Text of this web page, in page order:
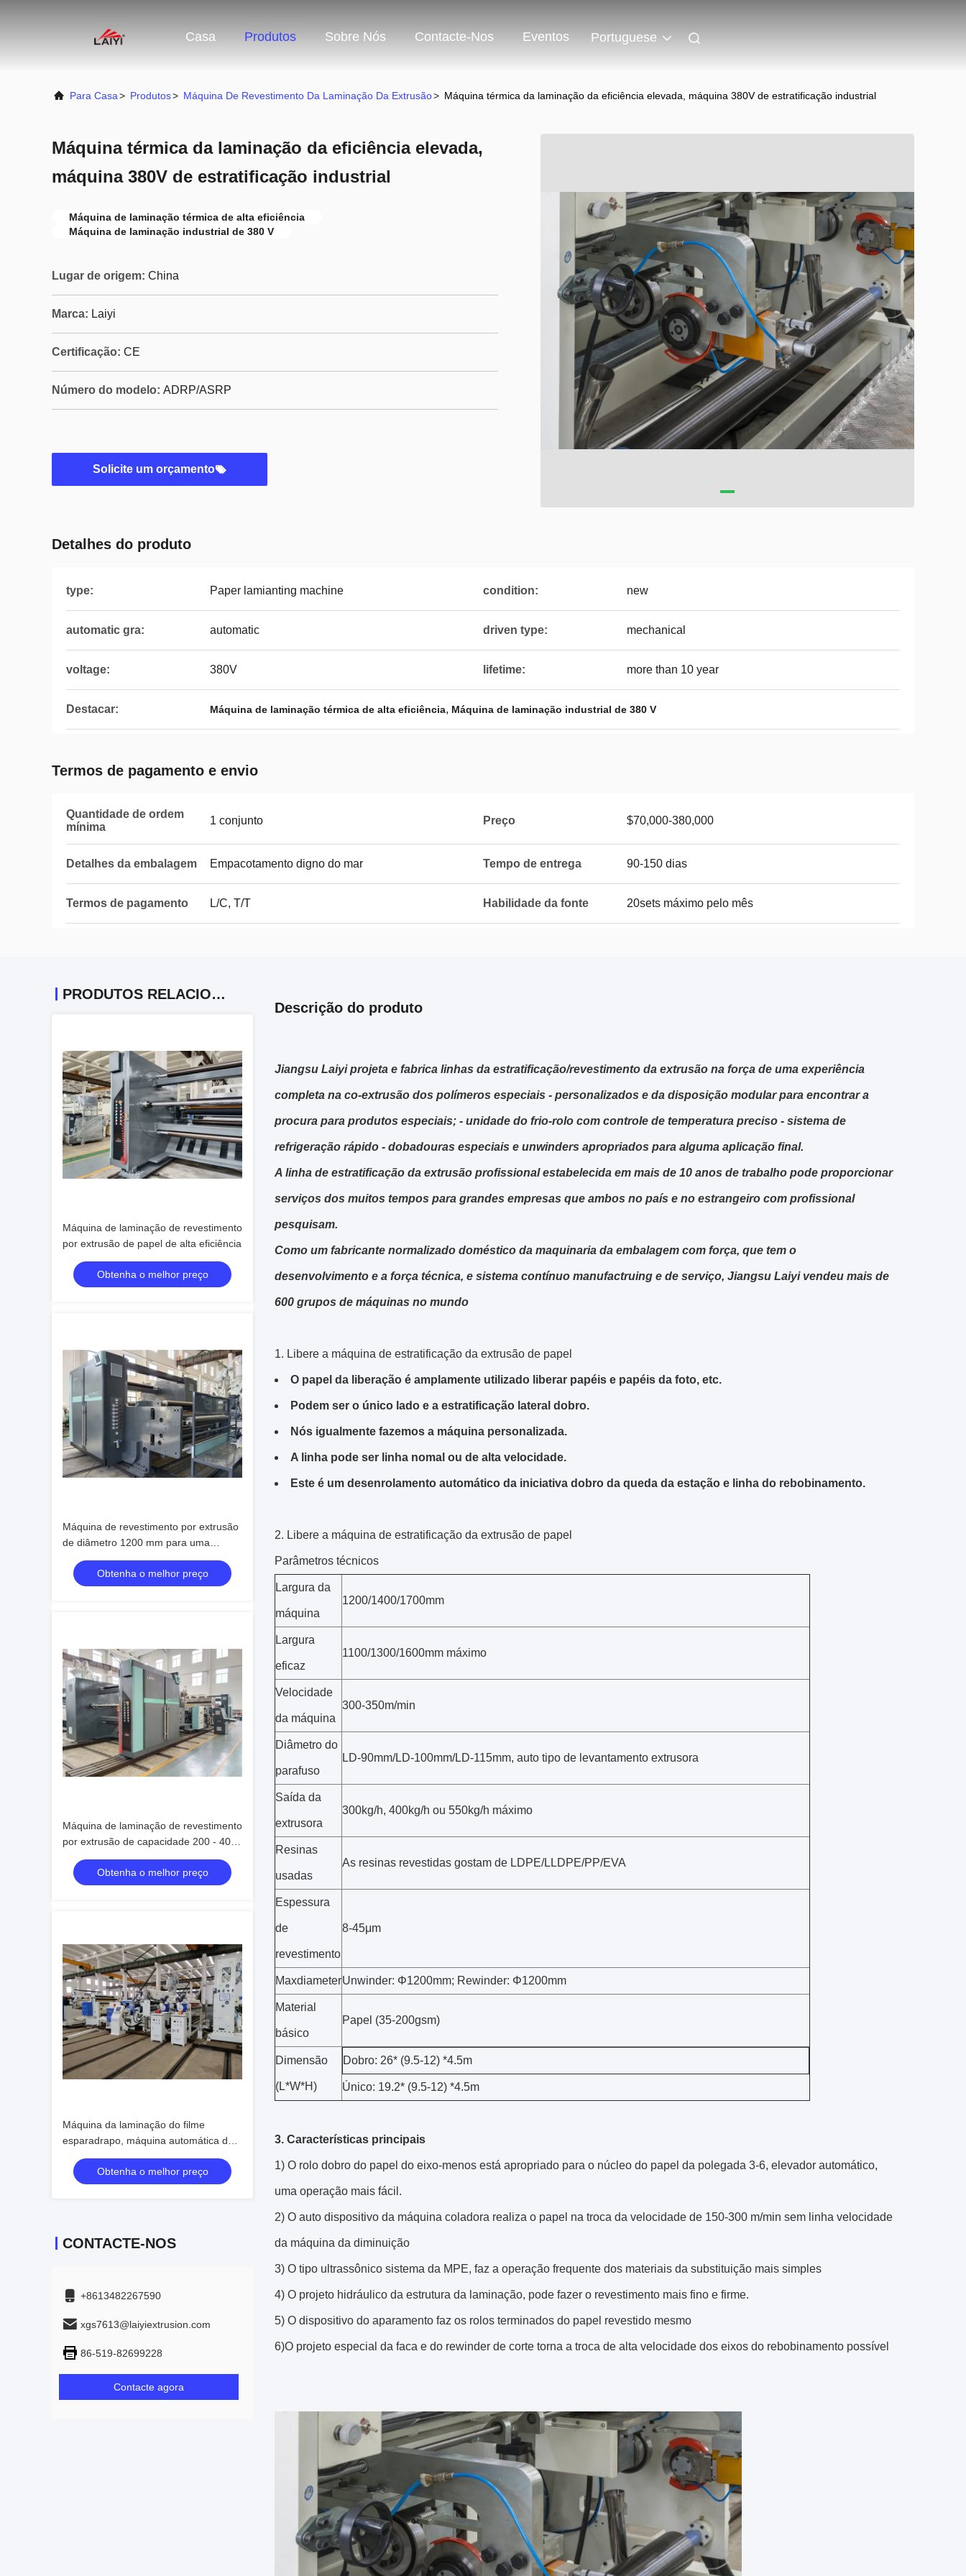
Casa Produtos Sobre Nós Contacte-Nos Eventos Portuguese
Para Casa> Produtos> Máquina De Revestimento Da Laminação Da Extrusão> Máquina térmica da laminação da eficiência elevada, máquina 380V de estratificação industrial
Máquina térmica da laminação da eficiência elevada,
máquina 380V de estratificação industrial
Máquina de laminação térmica de alta eficiência
Máquina de laminação industrial de 380 V
Lugar de origem: China
Marca: Laiyi
Certificação: CE
Número do modelo: ADRP/ASRP
Solicite um orçamento
Detalhes do produto
type: Paper lamianting machine condition: new
automatic gra: automatic driven type: mechanical
voltage: 380V lifetime: more than 10 year
Destacar: Máquina de laminação térmica de alta eficiência, Máquina de laminação industrial de 380 V
Termos de pagamento e envio
Quantidade de ordem
mínima
1 conjunto Preço $70,000-380,000
Detalhes da embalagem Empacotamento digno do mar Tempo de entrega 90-150 dias
Termos de pagamento L/C, T/T Habilidade da fonte 20sets máximo pelo mês
PRODUTOS RELACIONADOS
Máquina de laminação de revestimento
por extrusão de papel de alta eficiência
Obtenha o melhor preço
Máquina de revestimento por extrusão
de diâmetro 1200 mm para uma
capacidade de produção eficiente
Obtenha o melhor preço
Máquina de laminação de revestimento
por extrusão de capacidade 200 - 400
kg/h Max. Velocidade de revestimento
200 M/minObtenha o melhor preço
Máquina da laminação do filme
esparadrapo, máquina automática da
laminação do cartaz do elevador
Obtenha o melhor preço
CONTACTE-NOS
+8613482267590
xgs7613@laiyiextrusion.com
86-519-82699228
Contacte agora
Descrição do produto
Jiangsu Laiyi projeta e fabrica linhas da estratificação/revestimento da extrusão na força de uma experiência
completa na co-extrusão dos polímeros especiais - personalizados e da disposição modular para encontrar a
procura para produtos especiais; - unidade do frio-rolo com controle de temperatura preciso - sistema de
refrigeração rápido - dobadouras especiais e unwinders apropriados para alguma aplicação final.
A linha de estratificação da extrusão profissional estabelecida em mais de 10 anos de trabalho pode proporcionar
serviços dos muitos tempos para grandes empresas que ambos no país e no estrangeiro com profissional
pesquisam.
Como um fabricante normalizado doméstico da maquinaria da embalagem com força, que tem o
desenvolvimento e a força técnica, e sistema contínuo manufactruing e de serviço, Jiangsu Laiyi vendeu mais de
600 grupos de máquinas no mundo
1. Libere a máquina de estratificação da extrusão de papel
O papel da liberação é amplamente utilizado liberar papéis e papéis da foto, etc.
Podem ser o único lado e a estratificação lateral dobro.
Nós igualmente fazemos a máquina personalizada.
A linha pode ser linha nomal ou de alta velocidade.
Este é um desenrolamento automático da iniciativa dobro da queda da estação e linha do rebobinamento.
2. Libere a máquina de estratificação da extrusão de papel
Parâmetros técnicos
Largura da
máquina
1200/1400/1700mm
Largura
eficaz
1100/1300/1600mm máximo
Velocidade
da máquina
300-350m/min
Diâmetro do
parafuso
LD-90mm/LD-100mm/LD-115mm, auto tipo de levantamento extrusora
Saída da
extrusora
300kg/h, 400kg/h ou 550kg/h máximo
Resinas
usadas
As resinas revestidas gostam de LDPE/LLDPE/PP/EVA
Espessura
de
revestimento
8-45μm
MaxdiameterUnwinder: Φ1200mm; Rewinder: Φ1200mm
Material
básico
Papel (35-200gsm)
Dimensão
(L*W*H)
Dobro: 26* (9.5-12) *4.5m
Único: 19.2* (9.5-12) *4.5m
3. Características principais
1) O rolo dobro do papel do eixo-menos está apropriado para o núcleo do papel da polegada 3-6, elevador automático,
uma operação mais fácil.
2) O auto dispositivo da máquina coladora realiza o papel na troca da velocidade de 150-300 m/min sem linha velocidade
da máquina da diminuição
3) O tipo ultrassônico sistema da MPE, faz a operação frequente dos materiais da substituição mais simples
4) O projeto hidráulico da estrutura da laminação, pode fazer o revestimento mais fino e firme.
5) O dispositivo do aparamento faz os rolos terminados do papel revestido mesmo
6)O projeto especial da faca e do rewinder de corte torna a troca de alta velocidade dos eixos do rebobinamento possível